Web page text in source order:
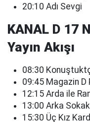
20:10 Adı Sevgi
KANAL D 17
Yayın Akışı
08:30
09:45 Magazin D
12:15 Arda ile
13:00 Arka
15:30 Üç Kız